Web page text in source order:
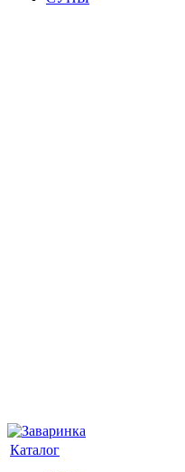
Каталог